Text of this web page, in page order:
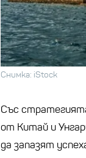
Снимка: iStock
Със
от Китай и
да запазят